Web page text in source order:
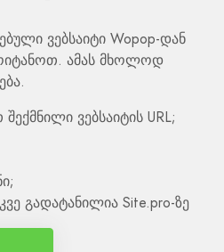
ვებსაიტი Wopop-დან
ამას მხოლოდ
ვებსაიტის URL;
გადატანილია Site.pro-ზე